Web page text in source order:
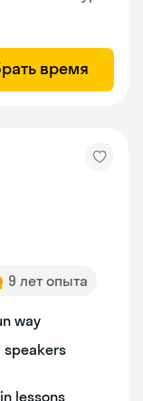
время
9 лет опыта
way
speakers
lessons